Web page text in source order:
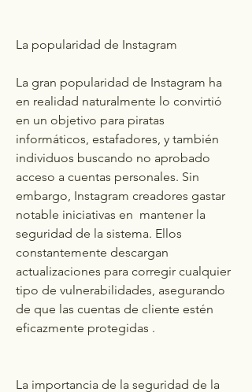
La popularidad de Instagram
La gran popularidad de Instagram ha
en realidad naturalmente lo convirtió
en un objetivo para piratas
informáticos, estafadores, y también
individuos buscando no aprobado
acceso a cuentas personales. Sin
embargo, Instagram creadores gastar
notable iniciativas en  mantener la
seguridad de la sistema. Ellos
constantemente descargan
actualizaciones para corregir cualquier
tipo de vulnerabilidades, asegurando
de que las cuentas de cliente estén
eficazmente protegidas .
La importancia de la seguridad de la